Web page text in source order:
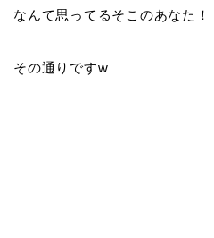
なんて思ってるそこのあなた！
その通りですw